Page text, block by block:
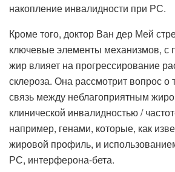
накопление инвалидности при РС.
Кроме того, доктор Ван дер Мей
ключевые элементы механизмов, с
жир влияет на прогрессирование
склероза. Она рассмотрит вопрос о
связь между неблагоприятным
клинической инвалидностью /
например, генами, которые, как
жировой профиль, и
РС, интерферона-бета.